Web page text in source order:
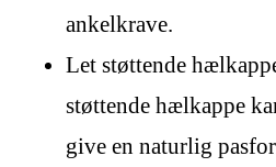
ankelkrave.
Let støttende
støttende hælkappe
give en naturlig